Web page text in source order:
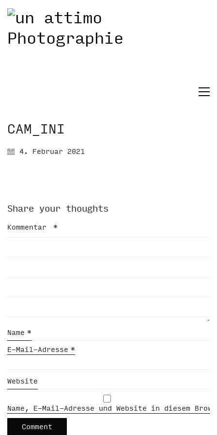
CAM_INI
4. Februar 2021
Share your thoughts
Kommentar *
Name *
E-Mail-Adresse *
Website
Name, E-Mail-Adresse und Website in diesem